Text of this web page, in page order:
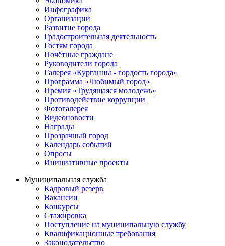
Инфографика
Организации
Развитие города
Градостроительная деятельность
Гостям города
Почётные граждане
Руководители города
Галерея «Курганцы - гордость города»
Программа «Любимый город»
Премия «Трудящаяся молодежь»
Противодействие коррупции
Фотогалерея
Видеоновости
Награды
Прозрачный город
Календарь событий
Опросы
Инициативные проекты
Муниципальная служба
Кадровый резерв
Вакансии
Конкурсы
Стажировка
Поступление на муниципальную службу
Квалификационные требования
Законодательство